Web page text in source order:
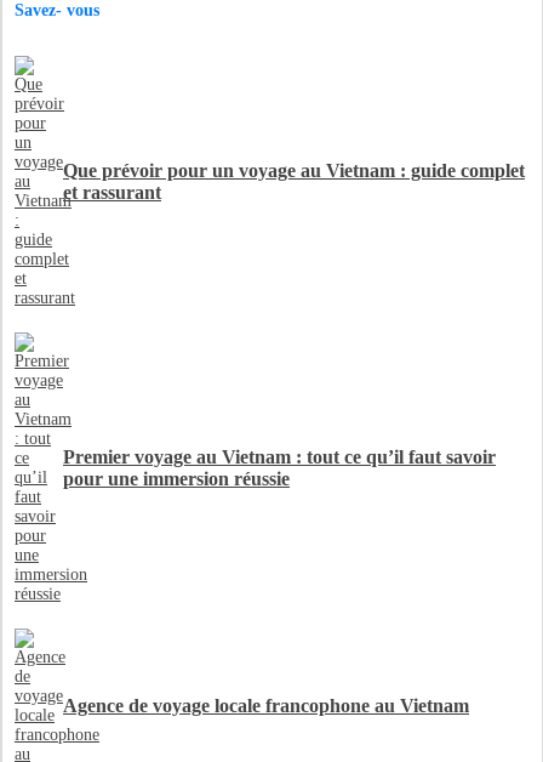
Savez- vous
Que prévoir pour un voyage au Vietnam : guide complet
et rassurant
Premier voyage au Vietnam : tout ce qu’il faut savoir
pour une immersion réussie
Agence de voyage locale francophone au Vietnam